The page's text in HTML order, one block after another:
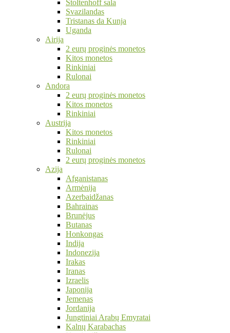
Stoltenhoff sala
Svazilandas
Tristanas da Kunja
Uganda
Airija
2 eurų proginės monetos
Kitos monetos
Rinkiniai
Rulonai
Andora
2 eurų proginės monetos
Kitos monetos
Rinkiniai
Austrija
Kitos monetos
Rinkiniai
Rulonai
2 eurų proginės monetos
Azija
Afganistanas
Armėnija
Azerbaidžanas
Bahrainas
Brunėjus
Butanas
Honkongas
Indija
Indonezija
Irakas
Iranas
Izraelis
Japonija
Jemenas
Jordanija
Jungtiniai Arabų Emyratai
Kalnų Karabachas